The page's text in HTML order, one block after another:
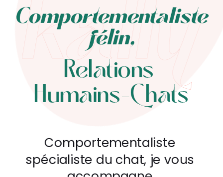
Comportementaliste
félin,
Relations
Humains-Chats
Comportementaliste
spécialiste du chat, je vous